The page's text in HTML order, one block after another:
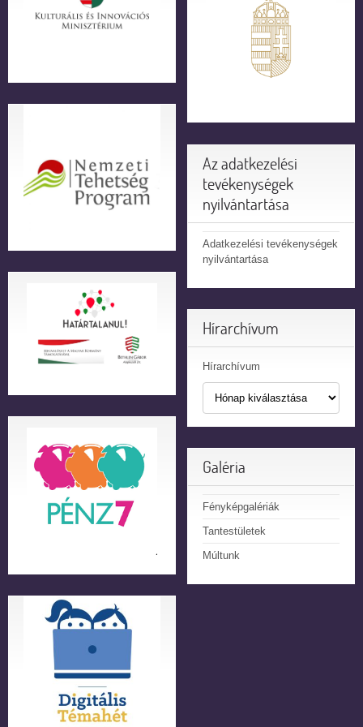
Az adatkezelési
tevékenységek
nyilvántartása
Adatkezelési tevékenységek
nyilvántartása
Hírarchívum
Hírarchívum
Galéria
Fényképgalériák
Tantestületek
Múltunk